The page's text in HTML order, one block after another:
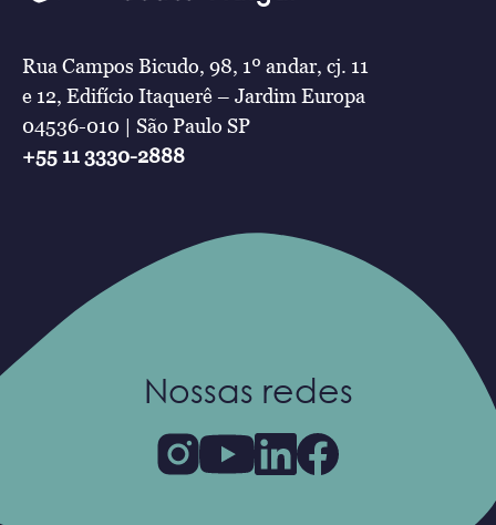
Rua Campos Bicudo, 98, 1º andar, cj. 11
e 12, Edifício Itaquerê – Jardim Europa
04536-010 | São Paulo SP
+55 11 3330-2888
Nossas redes